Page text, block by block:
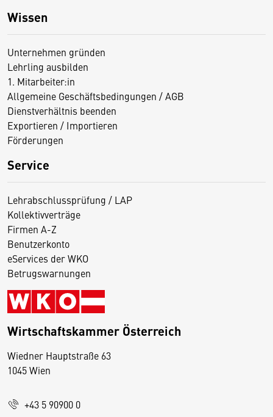
Wissen
Unternehmen gründen
Lehrling ausbilden
1. Mitarbeiter:in
Allgemeine Geschäftsbedingungen / AGB
Dienstverhältnis beenden
Exportieren / Importieren
Förderungen
Service
Lehrabschlussprüfung / LAP
Kollektivverträge
Firmen A-Z
Benutzerkonto
eServices der WKO
Betrugswarnungen
Wirtschaftskammer Österreich
Wiedner Hauptstraße 63
1045 Wien
+43 5 90900 0
D
s